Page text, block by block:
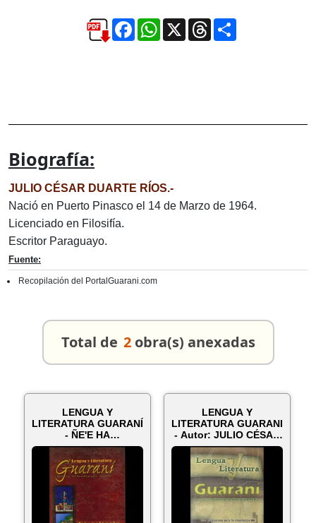
FacebookWhatsApp
X ThreadsCompartir
Biografía:
JULIO CÉSAR DUARTE RÍOS.-
Nació en Puerto Pinasco el 14 de Marzo de 1964.
Licenciado en Filosifía.
Escritor Paraguayo.
Fuente:
Recopilación del PortalGuarani.com
Total de 2 obra(s) anexadas
LENGUA Y
LITERATURA GUARANÍ
- ÑE'E HA
ÑE'EPORÂHAIPYRE
GUARANI - A...
LENGUA Y
LITERATURA GUARANI
- Autor: JULIO CÉSAR
DUARTE RÍOS - Añ...